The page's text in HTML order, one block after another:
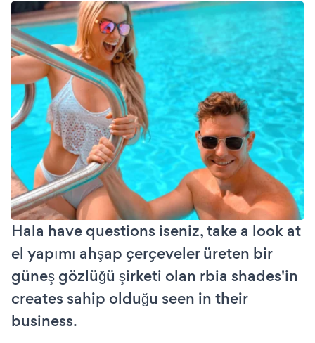
Hala have questions iseniz, take a look at
el yapımı ahşap çerçeveler üreten bir
güneş gözlüğü şirketi olan rbia shades'in
creates sahip olduğu seen in their
business.